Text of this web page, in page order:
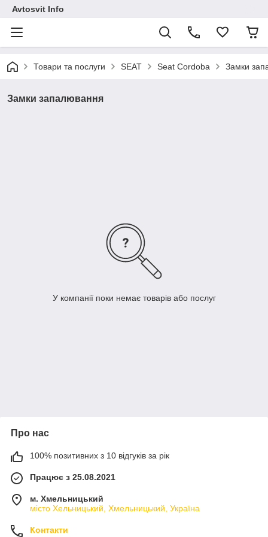
Avtosvit Info
Товари та послуги SEAT Seat Cordoba Замки
Замки запалювання
У компанії поки немає товарів або послуг
Про нас
100% позитивних з 10 відгуків за рік
Працює з 25.08.2021
м. Хмельницький
місто Хельницький, Хмельницький, Україна
Контакти